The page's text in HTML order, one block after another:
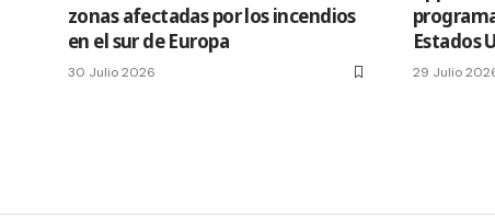
zonas afectadas por los incendios
en el sur de Europa
30 Julio 2026
Estados
29 Julio